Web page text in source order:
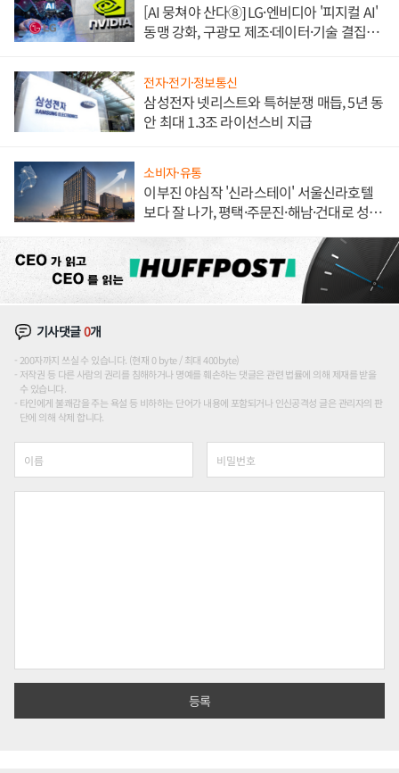
[AI 뭉쳐야 산다⑧] LG·엔비디아 '피지컬 AI'
동맹 강화, 구광모 제조·데이터·기술 결집
전자·전기·정보통신
삼성전자 넷리스트와 특허분쟁 매듭, 5년 동
안 최대 1.3조 라이선스비 지급
소비자·유통
이부진 야심작 '신라스테이' 서울신라호텔
보다 잘 나가, 평택·주문진·해남·건대로 성
기사댓글0개
200자까지 쓰실 수 있습니다. (현재 0 byte / 최대 400byte)
저작권 등 다른 사람의 권리를 침해하거나 명예를 훼손하는 댓글은 관련 법률에 의해 제재를 받을
수 있습니다.
타인에게 불쾌감을 주는 욕설 등 비하하는 단어가 내용에 포함되거나 인신공격성 글은 관리자의 판
단에 의해 삭제 합니다.